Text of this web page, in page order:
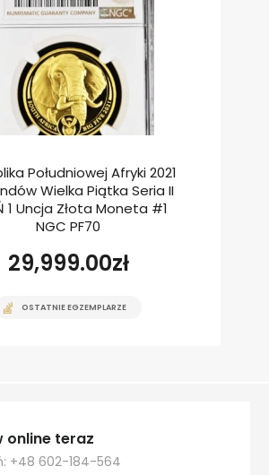
Południowej Afryki 2021
Wielka Piątka Seria II
1 Uncja Złota Moneta #1
NGC PF70
29,999.00zł
OSTATNIE EGZEMPLARZE
online teraz
+48 602-184-564